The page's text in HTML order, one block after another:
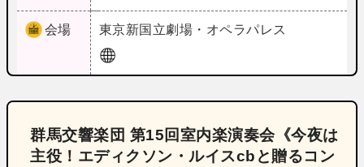
会場 東京新国立劇場・オペラパレス
群馬交響楽団 第15回室内楽演奏会《今夜は
主役！エディクソン・ルイスcbと贈るコン